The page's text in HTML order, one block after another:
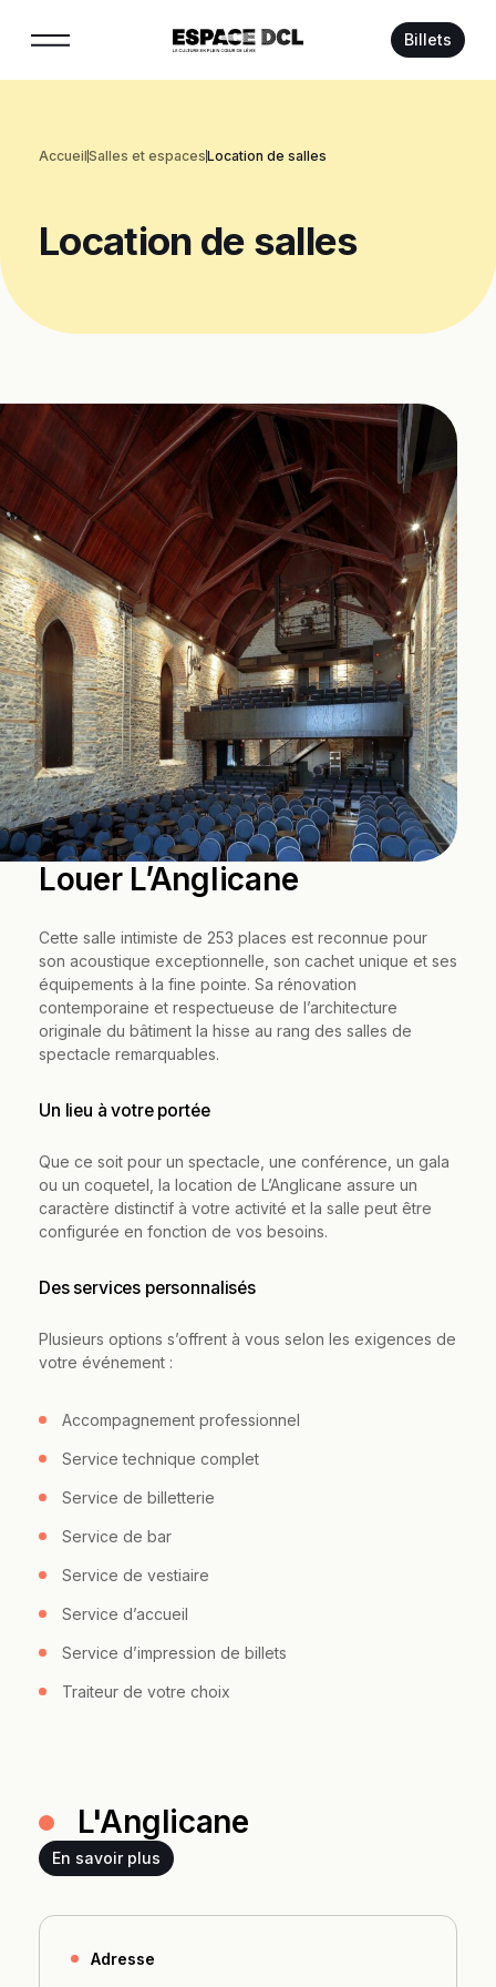
Billets
AccueilSalles et espacesLocation de salles
Location de salles
Louer L’Anglicane
Cette salle intimiste de 253 places est reconnue pour
son acoustique exceptionnelle, son cachet unique et ses
équipements à la fine pointe. Sa rénovation
contemporaine et respectueuse de l’architecture
originale du bâtiment la hisse au rang des salles de
spectacle remarquables.
Un lieu à votre portée
Que ce soit pour un spectacle, une conférence, un gala
ou un coquetel, la location de L’Anglicane assure un
caractère distinctif à votre activité et la salle peut être
configurée en fonction de vos besoins.
Des services personnalisés
Plusieurs options s’offrent à vous selon les exigences de
votre événement :
Accompagnement professionnel
Service technique complet
Service de billetterie
Service de bar
Service de vestiaire
Service d’accueil
Service d’impression de billets
Traiteur de votre choix
L'Anglicane
En savoir plus
Adresse